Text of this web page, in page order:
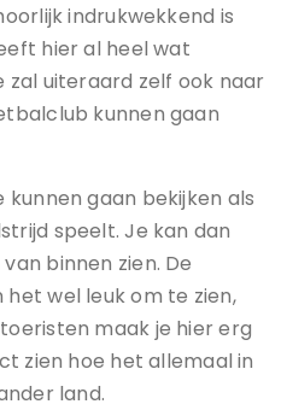
indrukwekkend is
hier al heel wat
zal uiteraard zelf ook naar
kunnen gaan
gaan bekijken als
speelt. Je kan dan
binnen zien. De
wel leuk om te zien,
maak je hier erg
zien hoe het allemaal in
land.